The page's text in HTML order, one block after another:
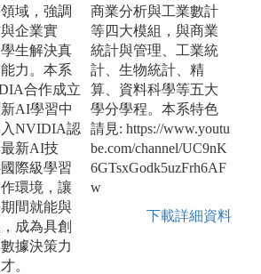
域，強調
企業實
生解決真
力。本系
合作成立
新AI學習中
NVIDIA認
新AI技
際級學習
環境，讓
間就能與
成為具創
據決策力
。
商業分析與工業數計
等四大模組，與商業
統計與管理、工業統
計、生物統計、精
算、資料科學等五大
學分學程。本系特色
請見: https://www.youtu
be.com/channel/UC9nK
6GTsxGodk5uzFrh6AF
w
下載詳細資料